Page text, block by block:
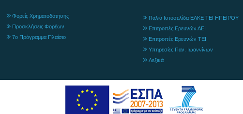
Φορείς Χρηματοδότησης
Προσκλήσεις Φορέων
7ο Πρόγραμμα Πλαίσιο
Παλιά Ιστοσελίδα ΕΛΚΕ ΤΕΙ ΗΠΕΙΡΟΥ
Επιτροπές Ερευνών ΑΕΙ
Επιτροπές Ερευνών ΤΕΙ
Υπηρεσίες Παν. Ιωαννίνων
Λεξικά